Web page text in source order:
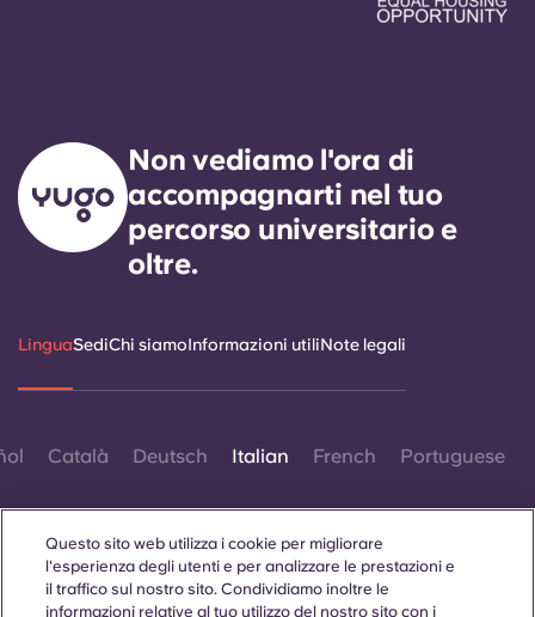
Non vediamo l'ora di
accompagnarti nel tuo
percorso universitario e
oltre.
LinguaSediChi siamoInformazioni utiliNote legali
Català Deutsch Italian French Portuguese
Questo sito web utilizza i cookie per migliorare
l'esperienza degli utenti e per analizzare le prestazioni e
il traffico sul nostro sito. Condividiamo inoltre le
informazioni relative al tuo utilizzo del nostro sito con i